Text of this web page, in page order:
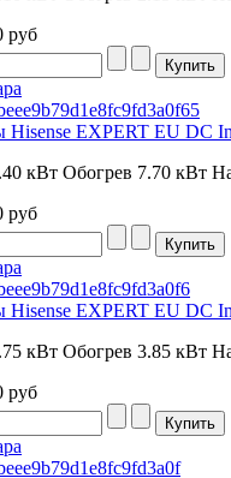
руб
EXPERT EU DC
кВт Обогрев 7.70 кВт
руб
EXPERT EU DC
кВт Обогрев 3.85 кВт
руб